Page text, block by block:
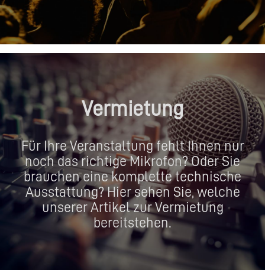
Vermietung
Für Ihre Veranstaltung fehlt Ihnen nur
noch das richtige Mikrofon? Oder Sie
brauchen eine komplette technische
Ausstattung? Hier sehen Sie, welche
unserer Artikel zur Vermietung
bereitstehen.